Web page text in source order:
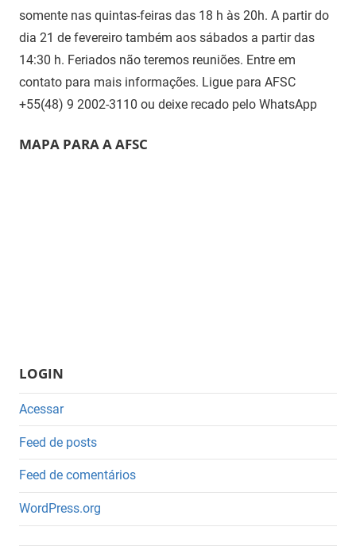
somente nas quintas-feiras das 18 h às 20h. A partir do
dia 21 de fevereiro também aos sábados a partir das
14:30 h. Feriados não teremos reuniões. Entre em
contato para mais informações. Ligue para AFSC
+55(48) 9 2002-3110 ou deixe recado pelo WhatsApp
MAPA PARA A AFSC
LOGIN
Acessar
Feed de posts
Feed de comentários
WordPress.org